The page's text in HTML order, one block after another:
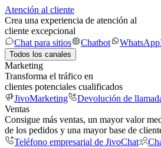
Atención al cliente
Crea una experiencia de atención al
cliente excepcional
Chat para sitios
Chatbot WhatsApp
Todos los canales
Marketing
Transforma el tráfico en
clientes potenciales cualificados
JivoMarketing
Devolución de
Ventas
Consigue más ventas, un mayor valor
de los pedidos y una mayor base de
Teléfono empresarial de JivoChat